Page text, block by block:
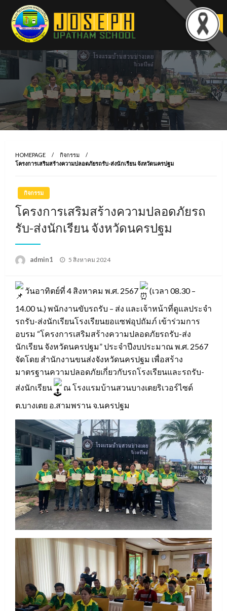
content
HOMEPAGE
กิจกรรม
โครงการเสริมสร้างความปลอดภัยรถรับ-ส่งนักเรียน จังหวัดนครปฐม
กิจกรรม
โครงการเสริมสร้างความปลอดภัยรถ
รับ-ส่งนักเรียน จังหวัดนครปฐม
admin1
Posted
5 สิงหาคม 2024
วันอาทิตย์ที่ 4 สิงหาคม พ.ศ. 2567
(เวลา 08.30 –
14.00 น.) พนักงานขับรถรับ – ส่ง และเจ้าหน้าที่ดูแลประจำ
รถรับ-ส่งนักเรียนโรงเรียนยอแซฟอุปถัมภ์ เข้าร่วมการ
อบรม “โครงการเสริมสร้างความปลอดภัยรถรับ-ส่ง
นักเรียน จังหวัดนครปฐม” ประจำปีงบประมาณ พ.ศ. 2567
จัดโดย สำนักงานขนส่งจังหวัดนครปฐม เพื่อสร้าง
มาตรฐานความปลอดภัยเกี่ยวกับรถโรงเรียนและรถรับ-
ส่งนักเรียน
ณ โรงแรมบ้านสวนบางเตยริเวอร์ไซด์
ต.บางเตย อ.สามพราน จ.นครปฐม